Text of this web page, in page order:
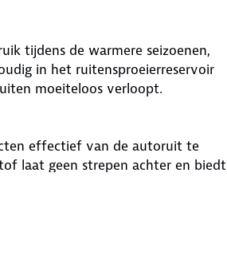
tijdens de warmere seizoenen,
in het ruitensproeierreservoir
moeiteloos verloopt.
effectief van de autoruit te
laat geen strepen achter en biedt
De verpakking